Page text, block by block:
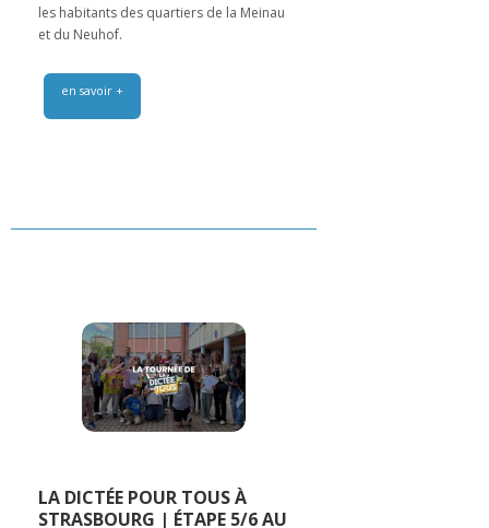
les habitants des quartiers de la Meinau
et du Neuhof.
en savoir +
LA DICTÉE POUR TOUS À
STRASBOURG | ÉTAPE 5/6 AU